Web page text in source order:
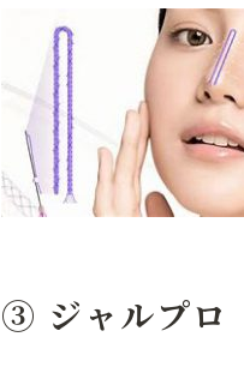
③ ジャルプロ